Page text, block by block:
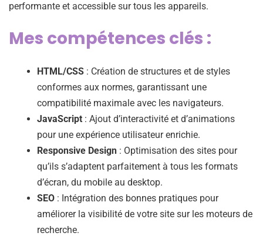
performante et accessible sur tous les appareils.
Mes compétences clés :
HTML/CSS : Création de structures et de styles
conformes aux normes, garantissant une
compatibilité maximale avec les navigateurs.
JavaScript : Ajout d’interactivité et d’animations
pour une expérience utilisateur enrichie.
Responsive Design : Optimisation des sites pour
qu’ils s’adaptent parfaitement à tous les formats
d’écran, du mobile au desktop.
SEO : Intégration des bonnes pratiques pour
améliorer la visibilité de votre site sur les moteurs de
recherche.